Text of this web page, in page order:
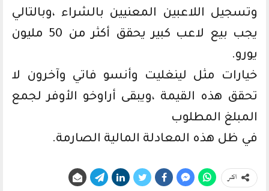
وتسجيل اللاعبين المعنيين بالشراء ،وبالتالي
يجب بيع لاعب كبير يحقق أكثر من 50 مليون
يورو.
خيارات مثل لينغليت وأنسو فاتي وآخرون لا
تحقق هذه القيمة ،ويبقى أراوخو الأوفر لجمع
المبلغ المطلوب
في ظل هذه المعادلة المالية الصارمة.
انشر